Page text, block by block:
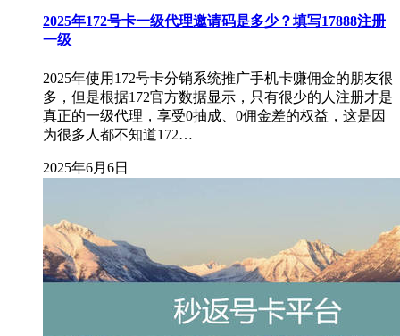
2025年172号卡一级代理邀请码是多少？填写17888注册
一级
2025年使用172号卡分销系统推广手机卡赚佣金的朋友很
多，但是根据172官方数据显示，只有很少的人注册才是
真正的一级代理，享受0抽成、0佣金差的权益，这是因
为很多人都不知道172…
2025年6月6日